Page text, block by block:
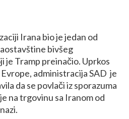
Irana bio je jedan od
bivšeg
je Tramp preinačio. Uprkos
administracija SAD je
da se povlači iz sporazuma
na trgovinu sa Iranom od